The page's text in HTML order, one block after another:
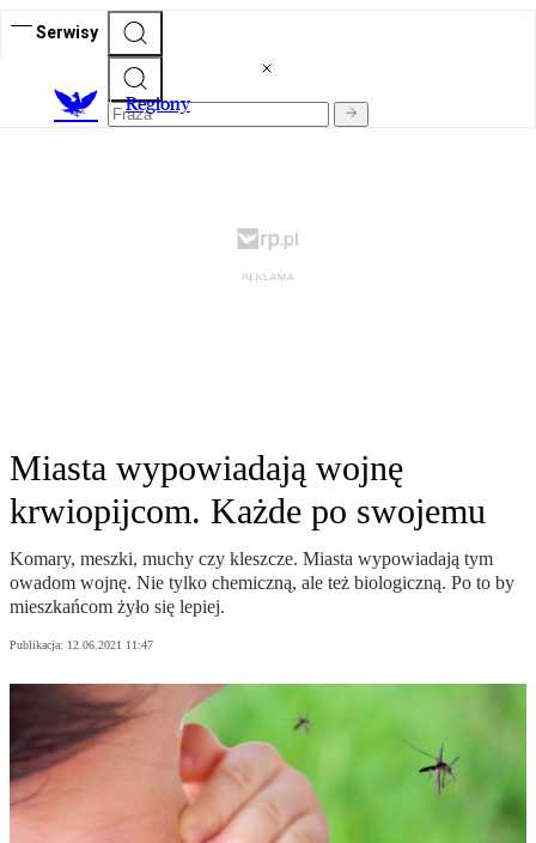
Serwisy
Regiony
Miasta wypowiadają wojnę
krwiopijcom. Każde po swojemu
Komary, meszki, muchy czy kleszcze. Miasta wypowiadają tym
owadom wojnę. Nie tylko chemiczną, ale też biologiczną. Po to by
mieszkańcom żyło się lepiej.
Publikacja: 12.06.2021 11:47